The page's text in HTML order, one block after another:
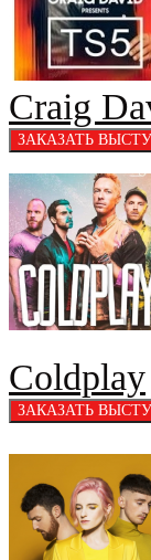
Craig
Coldplay